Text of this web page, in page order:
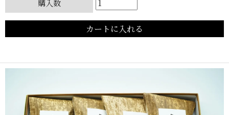
購入数